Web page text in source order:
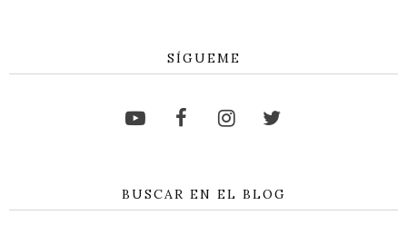
SÍGUEME
BUSCAR EN EL BLOG